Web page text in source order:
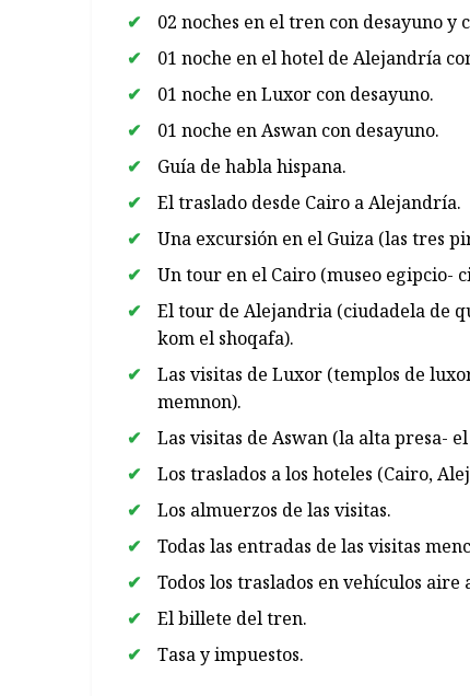
02 noches en el tren con desayuno y
01 noche en el hotel de Alejandría
01 noche en Luxor con desayuno.
01 noche en Aswan con desayuno.
Guía de habla hispana.
El traslado desde Cairo a Alejandría.
Una excursión en el Guiza (las tres
Un tour en el Cairo (museo egipcio-
El tour de Alejandria (ciudadela de
kom el shoqafa).
Las visitas de Luxor (templos de
memnon).
Las visitas de Aswan (la alta presa-
Los traslados a los hoteles (Cairo,
Los almuerzos de las visitas.
Todas las entradas de las visitas
Todos los traslados en vehículos aire
El billete del tren.
Tasa y impuestos.